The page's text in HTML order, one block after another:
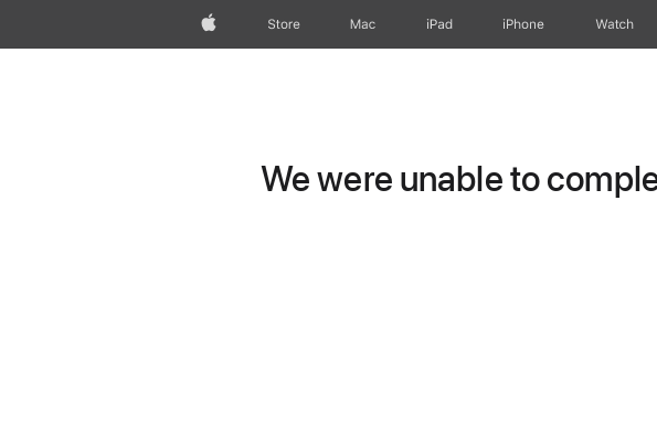
wzlhp Store Mac iPad iPhone Watch
We were unable to